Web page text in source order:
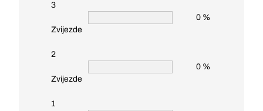
3
Zvijezde
0 %
2
Zvijezde
0 %
1